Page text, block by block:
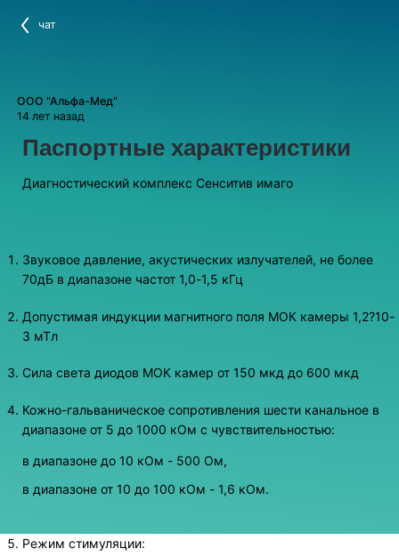
чат
ООО "Альфа-Мед"
14 лет назад
Паспортные характеристики
Диагностический комплекс Сенситив имаго
Звуковое давление, акустических излучателей, не более
70дБ в диапазоне частот 1,0-1,5 кГц
Допустимая индукции магнитного поля МОК камеры 1,2?10-
3 мТл
Сила света диодов МОК камер от 150 мкд до 600 мкд
Кожно-гальваническое сопротивления шести канальное в
диапазоне от 5 до 1000 кОм с чувствительностью:
в диапазоне до 10 кОм - 500 Ом,
в диапазоне от 10 до 100 кОм - 1,6 кОм.
Режим стимуляции: